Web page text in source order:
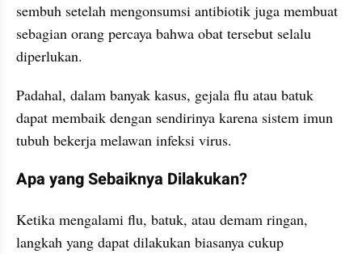
sembuh setelah mengonsumsi antibiotik juga membuat
sebagian orang percaya bahwa obat tersebut selalu
diperlukan.
Padahal, dalam banyak kasus, gejala flu atau batuk
dapat membaik dengan sendirinya karena sistem imun
tubuh bekerja melawan infeksi virus.
Apa yang Sebaiknya Dilakukan?
Ketika mengalami flu, batuk, atau demam ringan,
langkah yang dapat dilakukan biasanya cukup